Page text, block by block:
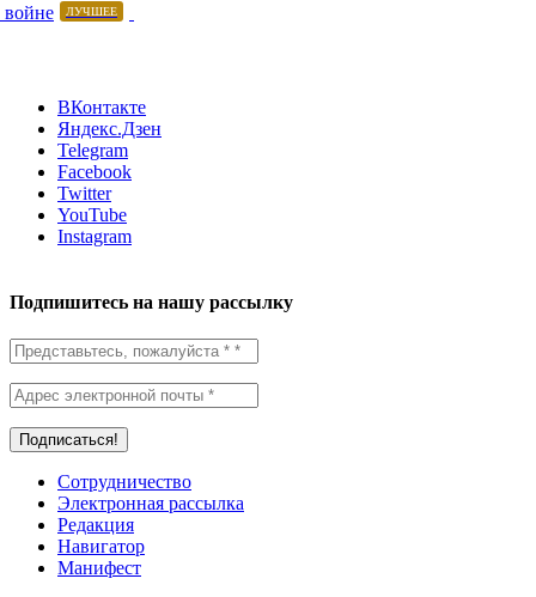
ЛУЧШЕЕ
ВКонтакте
Яндекс.Дзен
Telegram
Facebook
Twitter
YouTube
Instagram
Подпишитесь на нашу рассылку
Сотрудничество
Электронная рассылка
Редакция
Навигатор
Манифест